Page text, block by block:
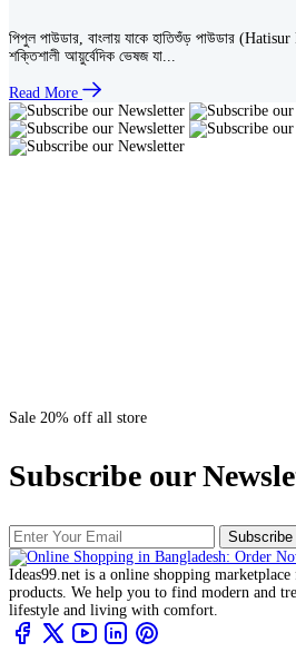
পিপুল পাউডার, বাংলায় যাকে হাতিশুঁড় পাউডার
শক্তিশালী আয়ুর্বেদিক ভেষজ যা...
Read More
Sale 20% off all store
Subscribe our
Subscribe
Ideas99.net is a online shopping
products. We help you to find modern and
lifestyle and living with comfort.